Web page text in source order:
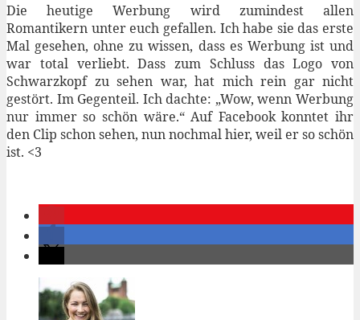
Die heutige Werbung wird zumindest allen
Romantikern unter euch gefallen. Ich habe sie das erste
Mal gesehen, ohne zu wissen, dass es Werbung ist und
war total verliebt. Dass zum Schluss das Logo von
Schwarzkopf zu sehen war, hat mich rein gar nicht
gestört. Im Gegenteil. Ich dachte: „Wow, wenn Werbung
nur immer so schön wäre.“ Auf Facebook konntet ihr
den Clip schon sehen, nun nochmal hier, weil er so schön
ist. <3